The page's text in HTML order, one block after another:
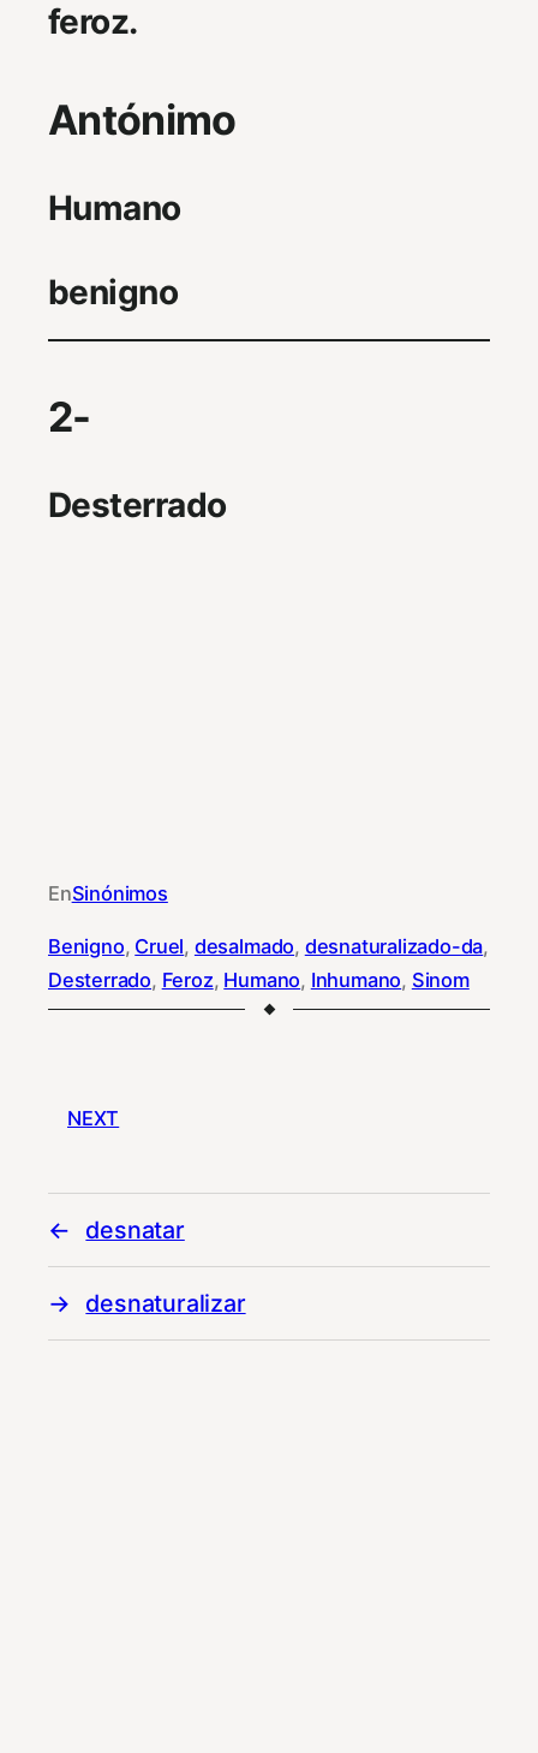
feroz.
Antónimo
Humano
benigno
2-
Desterrado
EnSinónimos
Benigno, Cruel, desalmado, desnaturalizado-da
Desterrado, Feroz, Humano, Inhumano, Sinom
NEXT
desnatar
desnaturalizar